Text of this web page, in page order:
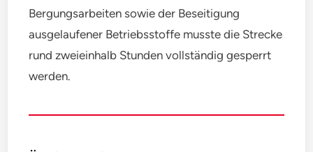
Bergungsarbeiten sowie der Beseitigung
ausgelaufener Betriebsstoffe musste die Strecke
rund zweieinhalb Stunden vollständig gesperrt
werden.